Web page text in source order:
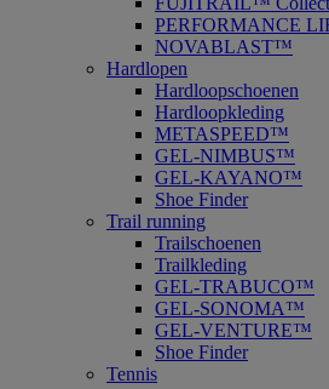
PERFORMANCE
NOVABLAST™
Hardlopen
Hardloopschoenen
Hardloopkleding
METASPEED™
GEL-NIMBUS™
GEL-KAYANO™
Shoe Finder
Trail running
Trailschoenen
Trailkleding
GEL-TRABUCO™
GEL-SONOMA™
GEL-VENTURE™
Shoe Finder
Tennis